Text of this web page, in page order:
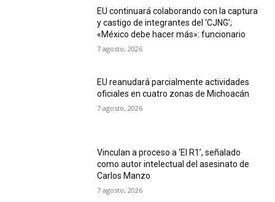
EU continuará colaborando con la captura
y castigo de integrantes del ‘CJNG’;
«México debe hacer más»: funcionario
7 agosto, 2026
EU reanudará parcialmente actividades
oficiales en cuatro zonas de Michoacán
7 agosto, 2026
Vinculan a proceso a ‘El R1’, señalado
como autor intelectual del asesinato de
Carlos Manzo
7 agosto, 2026